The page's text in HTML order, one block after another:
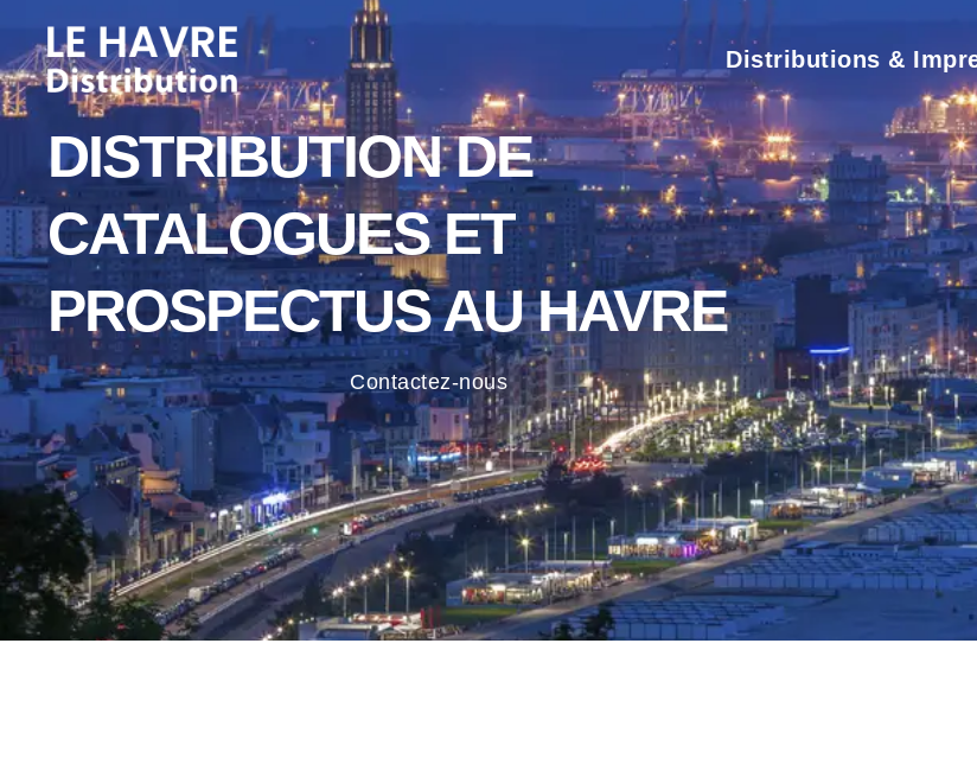
contenu
Distributions &
DISTRIBUTION DE
CATALOGUES ET
PROSPECTUS AU HAVRE
Contactez-nous